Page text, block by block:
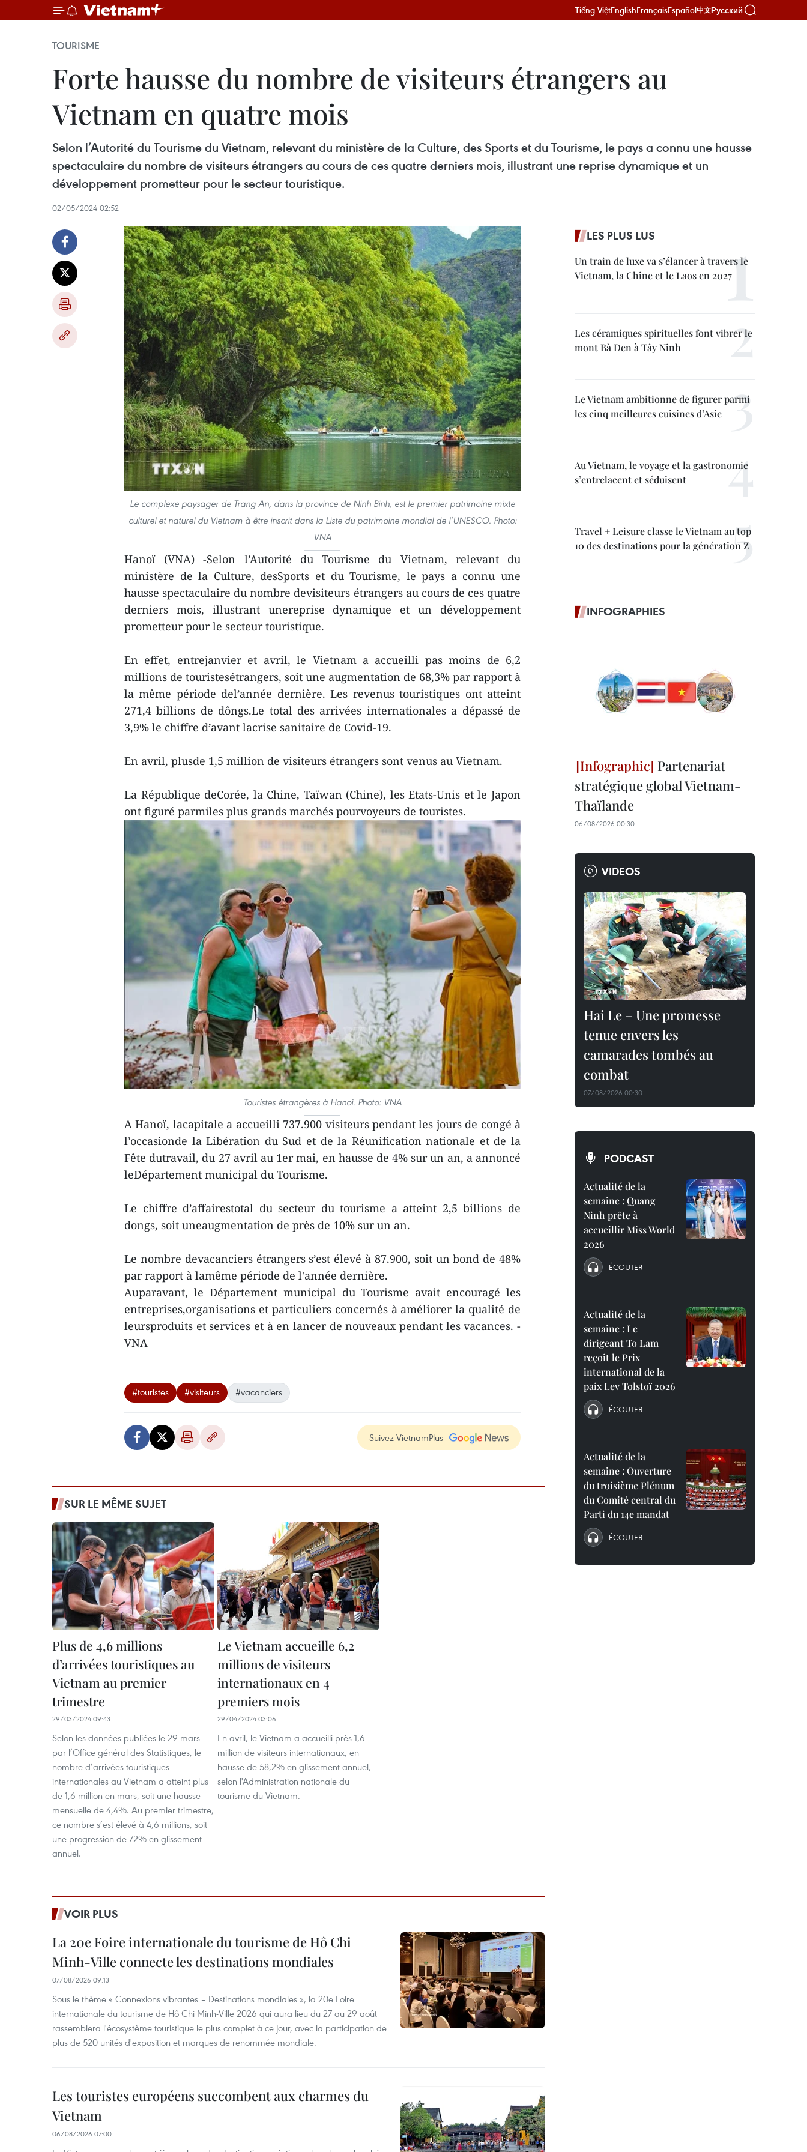
Tiếng ViệtEnglishFrançaisEspañol中文Русский
TOURISME
Forte hausse du nombre de visiteurs étrangers au
Vietnam en quatre mois
Selon l’Autorité du Tourisme du Vietnam, relevant du ministère de la Culture, des Sports et du Tourisme, le pays a connu une hausse
spectaculaire du nombre de visiteurs étrangers au cours de ces quatre derniers mois, illustrant une reprise dynamique et un
développement prometteur pour le secteur touristique.
02/05/2024 02:52
Le complexe paysager de Trang An, dans la province de Ninh Binh, est le premier patrimoine mixte
culturel et naturel du Vietnam à être inscrit dans la Liste du patrimoine mondial de l’UNESCO. Photo:
VNA
Hanoï (VNA) -Selon l’Autorité du Tourisme du Vietnam, relevant du
ministère de la Culture, desSports et du Tourisme, le pays a connu une
hausse spectaculaire du nombre devisiteurs étrangers au cours de ces quatre
derniers mois, illustrant unereprise dynamique et un développement
prometteur pour le secteur touristique.
En effet, entrejanvier et avril, le Vietnam a accueilli pas moins de 6,2
millions de touristesétrangers, soit une augmentation de 68,3% par rapport à
la même période del’année dernière. Les revenus touristiques ont atteint
271,4 billions de dôngs.Le total des arrivées internationales a dépassé de
3,9% le chiffre d’avant lacrise sanitaire de Covid-19.
En avril, plusde 1,5 million de visiteurs étrangers sont venus au Vietnam.
La République deCorée, la Chine, Taïwan (Chine), les Etats-Unis et le Japon
ont figuré parmiles plus grands marchés pourvoyeurs de touristes.
Touristes étrangères à Hanoï. Photo: VNA
A Hanoï, lacapitale a accueilli 737.900 visiteurs pendant les jours de congé à
l’occasionde la Libération du Sud et de la Réunification nationale et de la
Fête dutravail, du 27 avril au 1er mai, en hausse de 4% sur un an, a annoncé
leDépartement municipal du Tourisme.
Le chiffre d’affairestotal du secteur du tourisme a atteint 2,5 billions de
dongs, soit uneaugmentation de près de 10% sur un an.
Le nombre devacanciers étrangers s’est élevé à 87.900, soit un bond de 48%
par rapport à lamême période de l'année dernière.
Auparavant, le Département municipal du Tourisme avait encouragé les
entreprises,organisations et particuliers concernés à améliorer la qualité de
leursproduits et services et à en lancer de nouveaux pendant les vacances. -
VNA
#touristes #visiteurs #vacanciers
Suivez VietnamPlus
SUR LE MÊME SUJET
Plus de 4,6 millions
d’arrivées touristiques au
Vietnam au premier
trimestre
29/03/2024 09:43
Selon les données publiées le 29 mars
par l’Office général des Statistiques, le
nombre d’arrivées touristiques
internationales au Vietnam a atteint plus
de 1,6 million en mars, soit une hausse
mensuelle de 4,4%. Au premier trimestre,
ce nombre s’est élevé à 4,6 millions, soit
une progression de 72% en glissement
annuel.
Le Vietnam accueille 6,2
millions de visiteurs
internationaux en 4
premiers mois
29/04/2024 03:06
En avril, le Vietnam a accueilli près 1,6
million de visiteurs internationaux, en
hausse de 58,2% en glissement annuel,
selon l'Administration nationale du
tourisme du Vietnam.
VOIR PLUS
La 20e Foire internationale du tourisme de Hô Chi
Minh-Ville connecte les destinations mondiales
07/08/2026 09:13
Sous le thème « Connexions vibrantes – Destinations mondiales », la 20e Foire
internationale du tourisme de Hô Chi Minh-Ville 2026 qui aura lieu du 27 au 29 août
rassemblera l'écosystème touristique le plus complet à ce jour, avec la participation de
plus de 520 unités d'exposition et marques de renommée mondiale.
Les touristes européens succombent aux charmes du
Vietnam
06/08/2026 07:00
LES PLUS LUS
Un train de luxe va s’élancer à travers le
Vietnam, la Chine et le Laos en 2027
Les céramiques spirituelles font vibrer le
mont Bà Den à Tây Ninh
Le Vietnam ambitionne de figurer parmi
les cinq meilleures cuisines d’Asie
Au Vietnam, le voyage et la gastronomie
s’entrelacent et séduisent
Travel + Leisure classe le Vietnam au top
10 des destinations pour la génération Z
INFOGRAPHIES
Partenariat
stratégique global Vietnam-
Thaïlande
06/08/2026 00:30
VIDEOS
Hai Le – Une promesse
tenue envers les
camarades tombés au
combat
07/08/2026 00:30
PODCAST
Actualité de la
semaine : Quang
Ninh prête à
accueillir Miss World
2026
ÉCOUTER
Actualité de la
semaine : Le
dirigeant To Lam
reçoit le Prix
international de la
paix Lev Tolstoï 2026
ÉCOUTER
Actualité de la
semaine : Ouverture
du troisième Plénum
du Comité central du
Parti du 14e mandat
ÉCOUTER